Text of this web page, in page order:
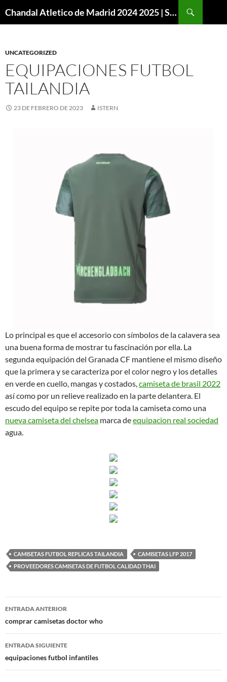
Chandal Atletico de Madrid 2024 2025 | SuperVigo
UNCATEGORIZED
EQUIPACIONES FUTBOL
TAILANDIA
23 DE FEBRERO DE 2023 ISTERN
Lo principal es que el accesorio con símbolos de la calavera sea
una buena forma de mostrar tu fascinación por ella. La
segunda equipación del Granada CF mantiene el mismo diseño
que la primera y se caracteriza por el color negro y los detalles
en verde en cuello, mangas y costados,camiseta de brasil 2022
así como por un relieve realizado en la parte delantera. El
escudo del equipo se repite por toda la camiseta como una
nueva camiseta del chelsea marca deequipacion real sociedad
agua.
CAMISETAS FUTBOL REPLICAS TAILANDIA
CAMISETAS LFP 2017
PROVEEDORES CAMISETAS DE FUTBOL CALIDAD THAI
Navegación
de
entradas
ENTRADA ANTERIOR
comprar camisetas doctor who
ENTRADA SIGUIENTE
equipaciones futbol infantiles